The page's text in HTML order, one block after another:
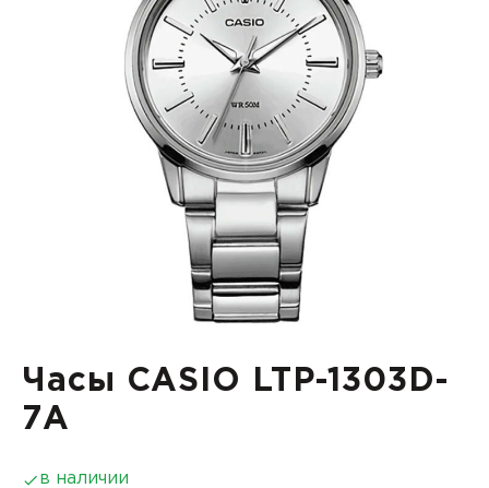
Часы CASIO LTP-1303D-
7A
в наличии